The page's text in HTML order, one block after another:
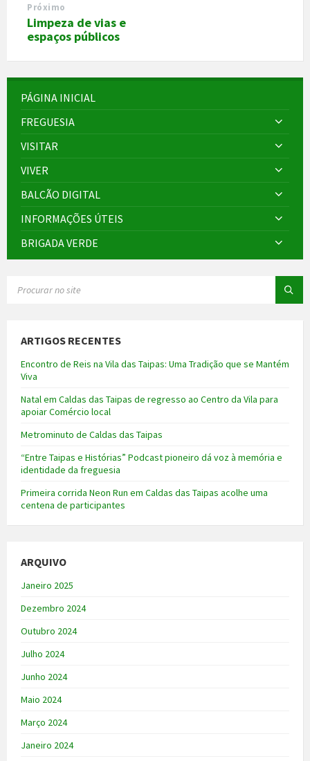
Próximo
Limpeza de vias e
espaços públicos
PÁGINA INICIAL
FREGUESIA
VISITAR
VIVER
BALCÃO DIGITAL
INFORMAÇÕES ÚTEIS
BRIGADA VERDE
ARTIGOS RECENTES
Encontro de Reis na Vila das Taipas: Uma Tradição que se Mantém
Viva
Natal em Caldas das Taipas de regresso ao Centro da Vila para
apoiar Comércio local
Metrominuto de Caldas das Taipas
“Entre Taipas e Histórias” Podcast pioneiro dá voz à memória e
identidade da freguesia
Primeira corrida Neon Run em Caldas das Taipas acolhe uma
centena de participantes
ARQUIVO
Janeiro 2025
Dezembro 2024
Outubro 2024
Julho 2024
Junho 2024
Maio 2024
Março 2024
Janeiro 2024